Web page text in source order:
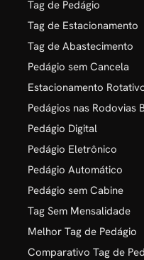
Tag de Pedágio
Tag de Estacionamento
Tag de Abastecimento
Pedágio sem Cancela
Estacionamento
Pedágios nas Rodovias
Pedágio Digital
Pedágio Eletrônico
Pedágio Automático
Pedágio sem Cabine
Tag Sem Mensalidade
Melhor Tag de Pedágio
Comparativo Tag de